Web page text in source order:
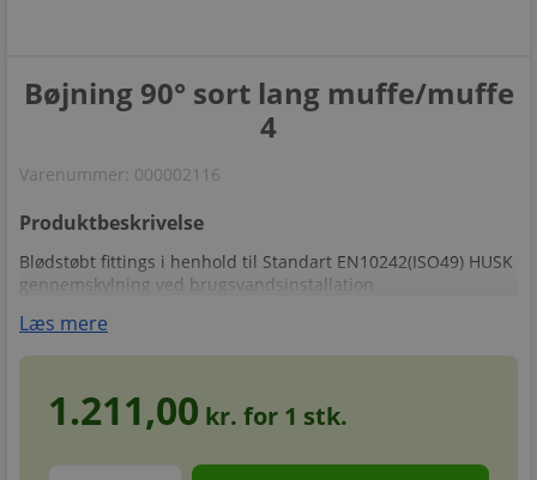
Bøjning 90° sort lang muffe/muffe
4
Varenummer: 000002116
Produktbeskrivelse
Blødstøbt fittings i henhold til Standart EN10242(ISO49) HUSK
gennemskylning ved brugsvandsinstallation
Læs mere
1.211,00 kr. for 1 stk.